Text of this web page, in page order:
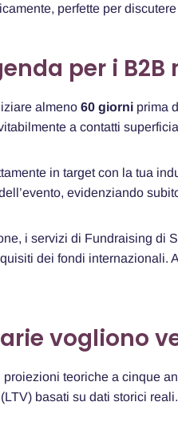
perfette per
per i B2B
almeno 60 giorni prima
a contatti
in target con la tua
evidenziando
i servizi di Fundraising di
dei fondi internazionali.
vogliono
teoriche a cinque
basati su dati storici reali.